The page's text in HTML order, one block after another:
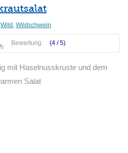
Wild , Wildschwein
Bewertung: (4 /5)
mit Haselnusskruste und dem
Salat